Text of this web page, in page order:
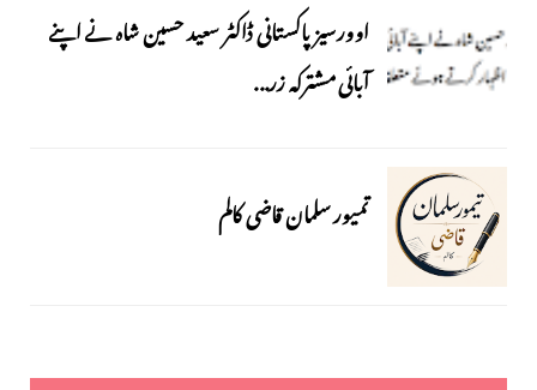
اوورسیز پاکستانی ڈاکٹر سعید حسین شاہ نے اپنے
آبائی مشترکہ زر...
تمیور سلمان قاضی کالم